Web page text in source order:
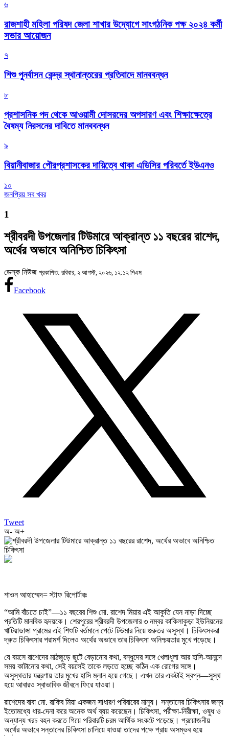
৬
রাজশাহী মহিলা পরিষদ জেলা শাখার উদ্যোগে সাংগঠনিক পক্ষ ২০২৪ কর্মী
সভার আয়োজন
৭
শিশু পুনর্বাসন কেন্দ্র স্থানান্তরের প্রতিবাদে মানববন্ধন
৮
প্রশাসনিক পদ থেকে আওয়ামী দোসরদের অপসারণ এবং শিক্ষাক্ষেত্রে
বৈষম্য নিরসনের দাবিতে মানববন্ধন
৯
বিয়ানীবাজার পৌরপ্রশাসকের দায়িত্বে থাকা এডিসির পরিবর্তে ইউএনও
১০
জনপ্রিয় সব খবর
1
শ্রীবরদী উপজেলার টিউমারে আক্রান্ত ১১ বছরের রাশেদ,
অর্থের অভাবে অনিশ্চিত চিকিৎসা
ডেস্ক নিউজ প্রকাশিত: রবিবার, ২ আগস্ট, ২০২৬, ১২:১২ পিএম
Facebook
Tweet
অ- অ+
শাওন আহাম্মেদ= স্টাফ রিপোর্টারঃ
“আমি বাঁচতে চাই”—১১ বছরের শিশু মো. রাশেদ মিয়ার এই আকুতি যেন নাড়া দিচ্ছে
প্রতিটি মানবিক হৃদয়কে। শেরপুরের শ্রীবরদী উপজেলার ৩ নম্বর কাকিলাকুড়া ইউনিয়নের
খাটিয়াডাঙ্গা গ্রামের এই শিশুটি বর্তমানে পেটে টিউমার নিয়ে গুরুতর অসুস্থ। চিকিৎসকরা
দ্রুত চিকিৎসার পরামর্শ দিলেও অর্থের অভাবে তার চিকিৎসা অনিশ্চয়তার মুখে পড়েছে।
যে বয়সে রাশেদের মাঠজুড়ে ছুটে বেড়ানোর কথা, বন্ধুদের সঙ্গে খেলাধুলা আর হাসি-আনন্দে
সময় কাটানোর কথা, সেই বয়সেই তাকে লড়তে হচ্ছে কঠিন এক রোগের সঙ্গে।
অসুস্থতার যন্ত্রণায় তার মুখের হাসি ম্লান হয়ে গেছে। এখন তার একটাই স্বপ্ন—সুস্থ
হয়ে আবারও স্বাভাবিক জীবনে ফিরে যাওয়া।
রাশেদের বাবা মো. রাকিব মিয়া একজন সাধারণ পরিবারের মানুষ। সন্তানের চিকিৎসার জন্য
ইতোমধ্যে ধার-দেনা করে অনেক অর্থ ব্যয় করেছেন। চিকিৎসা, পরীক্ষা-নিরীক্ষা, ওষুধ ও
অন্যান্য খরচ বহন করতে গিয়ে পরিবারটি চরম আর্থিক সংকটে পড়েছে। প্রয়োজনীয়
অর্থের অভাবে সন্তানের চিকিৎসা চালিয়ে যাওয়া তাদের পক্ষে প্রায় অসম্ভব হয়ে